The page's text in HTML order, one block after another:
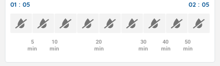
01 : 05 02 : 05
5
min
10
min
20
min
30
min
40
min
50
min